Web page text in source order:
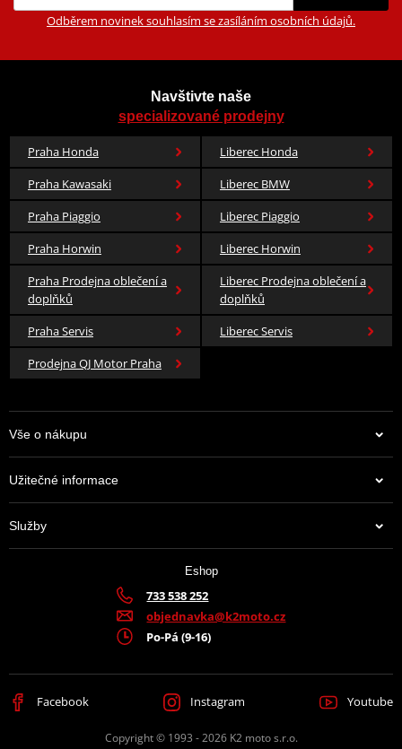
Odběrem novinek souhlasím se zasíláním osobních údajů.
Navštivte naše
specializované prodejny
Praha Honda
Liberec Honda
Praha Kawasaki
Liberec BMW
Praha Piaggio
Liberec Piaggio
Praha Horwin
Liberec Horwin
Praha Prodejna oblečení a
doplňků
Liberec Prodejna oblečení a
doplňků
Praha Servis
Liberec Servis
Prodejna QJ Motor Praha
Vše o nákupu
Užitečné informace
Služby
Eshop
733 538 252
objednavka@k2moto.cz
Po-Pá (9-16)
Facebook Instagram Youtube
Copyright © 1993 - 2026 K2 moto s.r.o.